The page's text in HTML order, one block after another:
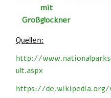
Quellen:
http://
ult.aspx
https://de.wikipedia.org/